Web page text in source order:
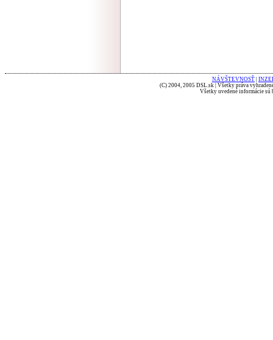
NÁVŠTEVNOSŤ
(C) 2004, 2005 DSL.sk | Všetky práva
Všetky uvedené informácie sú